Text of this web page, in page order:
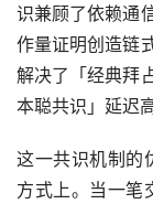
识兼顾了依赖通
作量证明创造链
解决了「经典拜
本聪共识」延迟
这一共识机制的
方式上。当一笔